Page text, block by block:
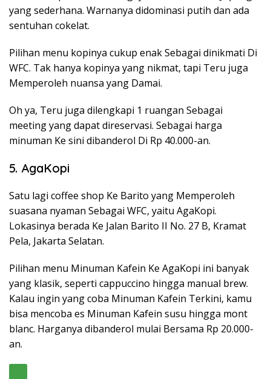
yang sederhana. Warnanya didominasi putih dan ada
sentuhan cokelat.
Pilihan menu kopinya cukup enak Sebagai dinikmati Di
WFC. Tak hanya kopinya yang nikmat, tapi Teru juga
Memperoleh nuansa yang Damai.
Oh ya, Teru juga dilengkapi 1 ruangan Sebagai
meeting yang dapat direservasi. Sebagai harga
minuman Ke sini dibanderol Di Rp 40.000-an.
5. AgaKopi
Satu lagi coffee shop Ke Barito yang Memperoleh
suasana nyaman Sebagai WFC, yaitu AgaKopi.
Lokasinya berada Ke Jalan Barito II No. 27 B, Kramat
Pela, Jakarta Selatan.
Pilihan menu Minuman Kafein Ke AgaKopi ini banyak
yang klasik, seperti cappuccino hingga manual brew.
Kalau ingin yang coba Minuman Kafein Terkini, kamu
bisa mencoba es Minuman Kafein susu hingga mont
blanc. Harganya dibanderol mulai Bersama Rp 20.000-
an.